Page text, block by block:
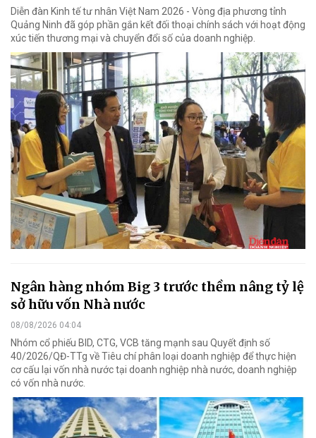
Diễn đàn Kinh tế tư nhân Việt Nam 2026 - Vòng địa phương tỉnh
Quảng Ninh đã góp phần gắn kết đối thoại chính sách với hoạt động
xúc tiến thương mại và chuyển đổi số của doanh nghiệp.
Ngân hàng nhóm Big 3 trước thềm nâng tỷ lệ
sở hữu vốn Nhà nước
08/08/2026 04:04
Nhóm cổ phiếu BID, CTG, VCB tăng mạnh sau Quyết định số
40/2026/QĐ-TTg về Tiêu chí phân loại doanh nghiệp để thực hiện
cơ cấu lại vốn nhà nước tại doanh nghiệp nhà nước, doanh nghiệp
có vốn nhà nước.